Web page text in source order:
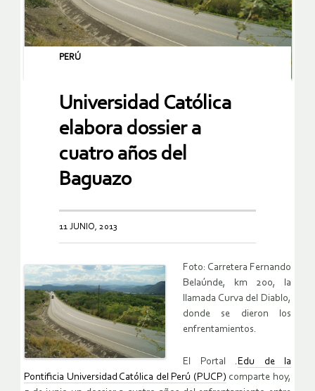
PERÚ
Universidad Católica
elabora dossier a
cuatro años del
Baguazo
11 JUNIO, 2013
Foto: Carretera Fernando
Belaúnde, km 200, la
llamada Curva del Diablo,
donde se dieron los
enfrentamientos.
El Portal . Edu de la
Pontificia Universidad Católica del Perú (PUCP) comparte hoy,